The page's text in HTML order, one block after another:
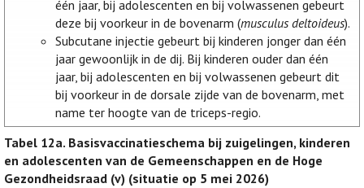
één jaar, bij adolescenten en bij volwassenen gebeurt
deze bij voorkeur in de bovenarm (musculus deltoideus).
Subcutane injectie gebeurt bij kinderen jonger dan één
jaar gewoonlijk in de dij. Bij kinderen ouder dan één
jaar, bij adolescenten en bij volwassenen gebeurt dit
bij voorkeur in de dorsale zijde van de bovenarm, met
name ter hoogte van de triceps-regio.
Tabel 12a. Basisvaccinatieschema bij zuigelingen, kinderen
en adolescenten van de Gemeenschappen en de Hoge
Gezondheidsraad (v) (situatie op 5 mei 2026)